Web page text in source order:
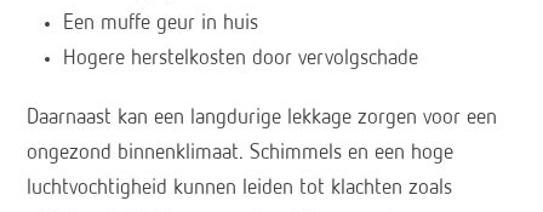
Een muffe geur in huis
Hogere herstelkosten door vervolgschade
Daarnaast kan een langdurige lekkage zorgen voor een
ongezond binnenklimaat. Schimmels en een hoge
luchtvochtigheid kunnen leiden tot klachten zoals